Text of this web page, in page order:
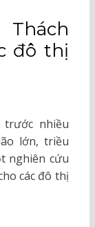
đô thị
nhiều
lớn, triều
nghiên cứu
các đô thị